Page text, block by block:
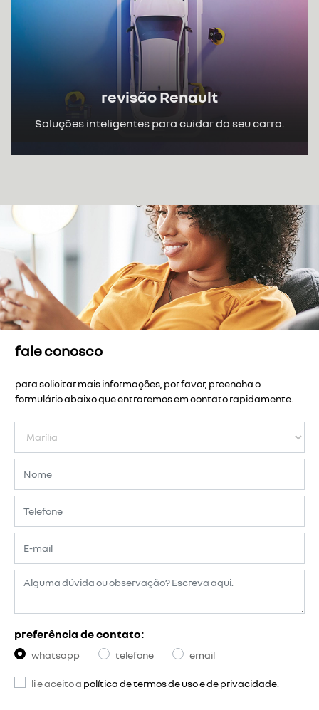
revisão Renault
Soluções inteligentes para cuidar do seu carro.
fale conosco
para solicitar mais informações, por favor, preencha o
formulário abaixo que entraremos em contato rapidamente.
preferência de contato:
whatsapp telefone email
li e aceito a política de termos de uso e de privacidade